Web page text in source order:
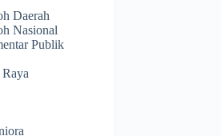
Daerah
Nasional
Publik